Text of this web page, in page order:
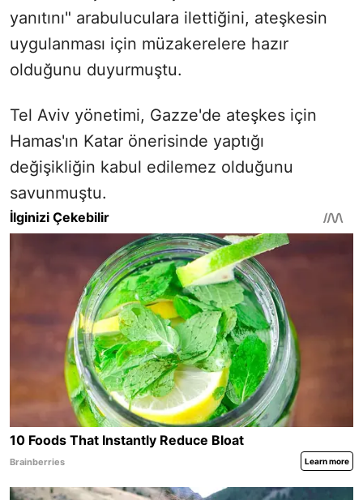
yanıtını" arabuluculara ilettiğini, ateşkesin
uygulanması için müzakerelere hazır
olduğunu duyurmuştu.
Tel Aviv yönetimi, Gazze'de ateşkes için
Hamas'ın Katar önerisinde yaptığı
değişikliğin kabul edilemez olduğunu
savunmuştu.